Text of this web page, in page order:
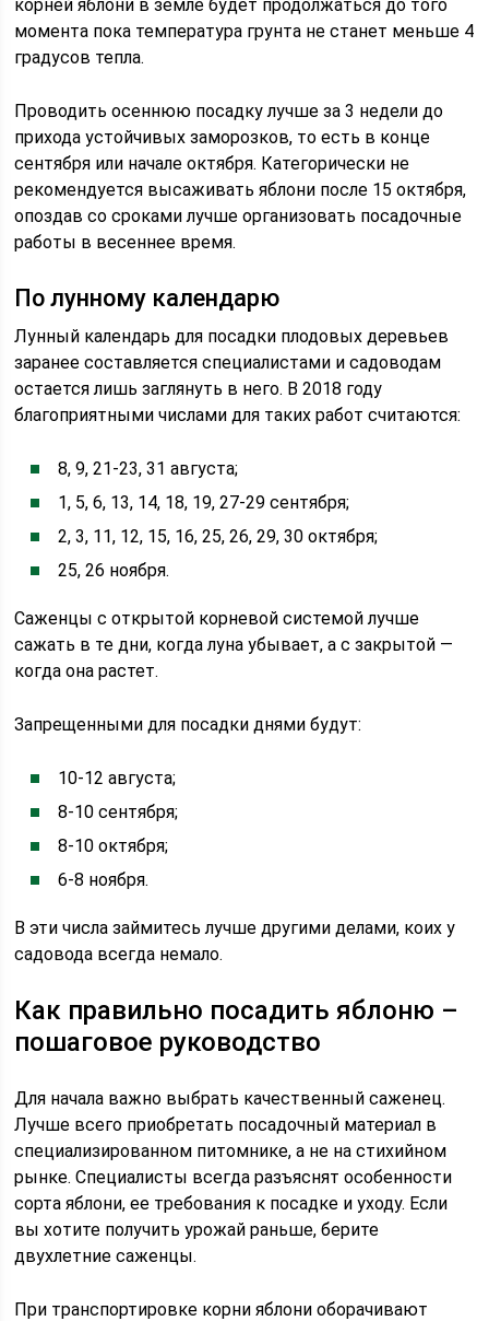
корней яблони в земле будет продолжаться до того
момента пока температура грунта не станет меньше 4
градусов тепла.
Проводить осеннюю посадку лучше за 3 недели до
прихода устойчивых заморозков, то есть в конце
сентября или начале октября. Категорически не
рекомендуется высаживать яблони после 15 октября,
опоздав со сроками лучше организовать посадочные
работы в весеннее время.
По лунному календарю
Лунный календарь для посадки плодовых деревьев
заранее составляется специалистами и садоводам
остается лишь заглянуть в него. В 2018 году
благоприятными числами для таких работ считаются:
8, 9, 21-23, 31 августа;
1, 5, 6, 13, 14, 18, 19, 27-29 сентября;
2, 3, 11, 12, 15, 16, 25, 26, 29, 30 октября;
25, 26 ноября.
Саженцы с открытой корневой системой лучше
сажать в те дни, когда луна убывает, а с закрытой —
когда она растет.
Запрещенными для посадки днями будут:
10-12 августа;
8-10 сентября;
8-10 октября;
6-8 ноября.
В эти числа займитесь лучше другими делами, коих у
садовода всегда немало.
Как правильно посадить яблоню –
пошаговое руководство
Для начала важно выбрать качественный саженец.
Лучше всего приобретать посадочный материал в
специализированном питомнике, а не на стихийном
рынке. Специалисты всегда разъяснят особенности
сорта яблони, ее требования к посадке и уходу. Если
вы хотите получить урожай раньше, берите
двухлетние саженцы.
При транспортировке корни яблони оборачивают